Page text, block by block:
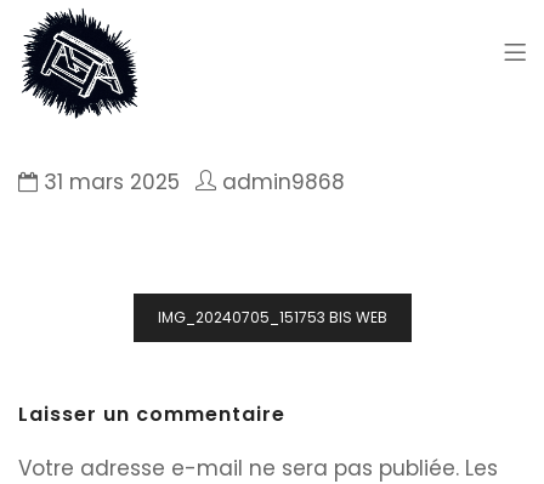
31 mars 2025 admin9868
NavigationIMG_20240705_151753 BIS WEB
Laisser un commentaire
Votre adresse e-mail ne sera pas publiée. Les